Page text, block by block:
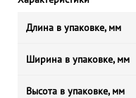
Длина в упаковке, мм
Ширина в упаковке, мм
Высота в упаковке, мм